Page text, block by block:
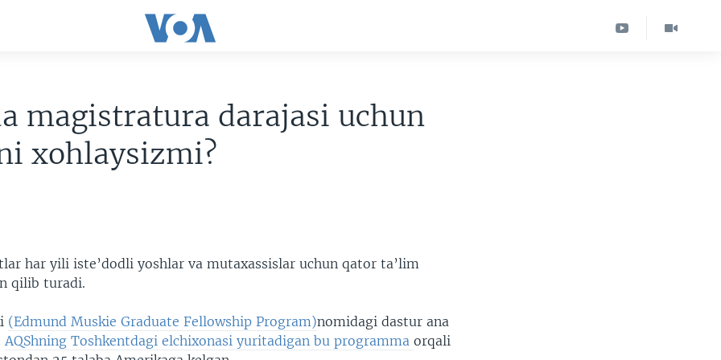
magistratura darajasi uchun
xohlaysizmi?
har yili iste’dodli yoshlar va mutaxassislar uchun qator ta’lim
qilib turadi.
(Edmund Muskie Graduate Fellowship Program)nomidagi dastur ana
AQShning Toshkentdagi elchixonasi yuritadigan bu programmaorqali